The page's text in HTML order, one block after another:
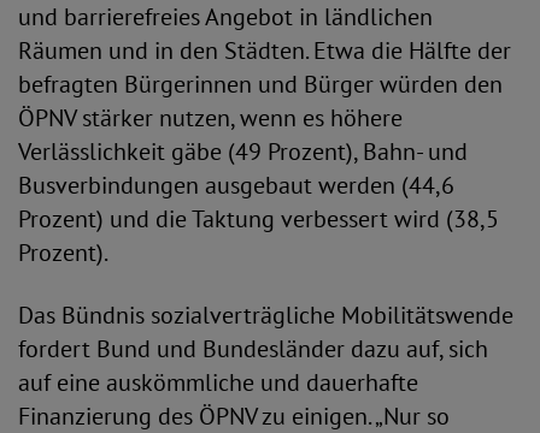
und barrierefreies Angebot in ländlichen
Räumen und in den Städten. Etwa die Hälfte der
befragten Bürgerinnen und Bürger würden den
ÖPNV stärker nutzen, wenn es höhere
Verlässlichkeit gäbe (49 Prozent), Bahn- und
Busverbindungen ausgebaut werden (44,6
Prozent) und die Taktung verbessert wird (38,5
Prozent).
Das Bündnis sozialverträgliche Mobilitätswende
fordert Bund und Bundesländer dazu auf, sich
auf eine auskömmliche und dauerhafte
Finanzierung des ÖPNV zu einigen. „Nur so